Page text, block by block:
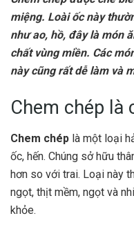
miệng. Loài ốc này
như ao, hồ, đây là món
chất vùng miền. Các
này cũng rất dễ làm và
Chem chép là
Chem chép là một loại
ốc, hến. Chúng sở hữu
hơn so với trai. Loại này
ngọt, thịt mềm, ngọt và
khỏe.